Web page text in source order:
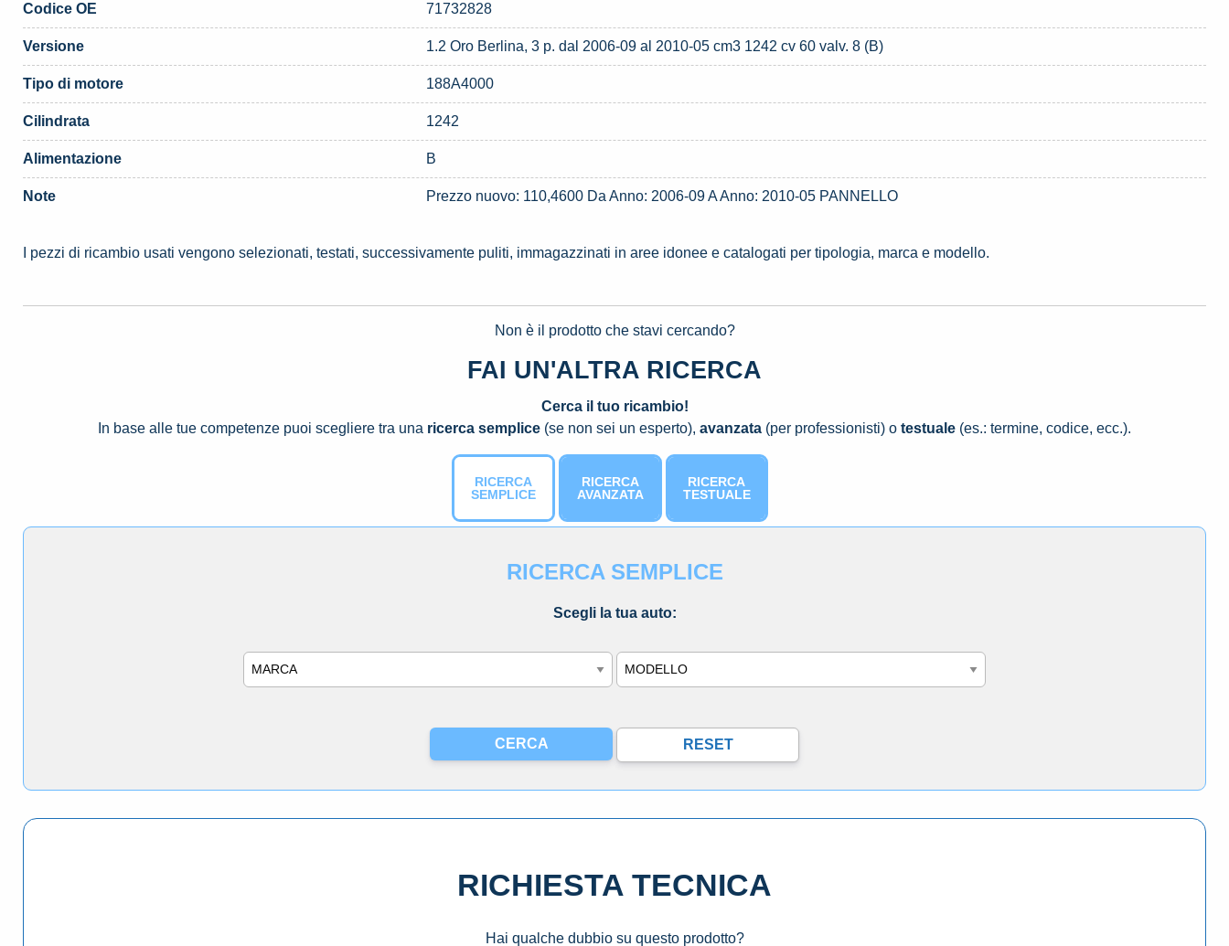
Codice OE 71732828
Versione 1.2 Oro Berlina, 3 p. dal 2006-09 al 2010-05 cm3 1242 cv 60 valv. 8 (B)
Tipo di motore 188A4000
Cilindrata 1242
Alimentazione B
Note Prezzo nuovo: 110,4600 Da Anno: 2006-09 A Anno: 2010-05 PANNELLO
I pezzi di ricambio usati vengono selezionati, testati, successivamente puliti, immagazzinati in aree idonee e catalogati per tipologia, marca e modello.
Non è il prodotto che stavi cercando?
FAI UN'ALTRA RICERCA
Cerca il tuo ricambio!
In base alle tue competenze puoi scegliere tra una ricerca semplice (se non sei un esperto), avanzata (per professionisti) o testuale (es.: termine, codice, ecc.).
RICERCA
SEMPLICE
RICERCA
AVANZATA
RICERCA
TESTUALE
RICERCA SEMPLICE
Scegli la tua auto:
Marca Modello
RICHIESTA TECNICA
Hai qualche dubbio su questo prodotto?